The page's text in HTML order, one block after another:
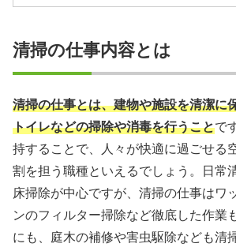
清掃業の仕事に就くメリット
清掃の仕事で活かせる資格
清掃の仕事を目指すときに押さえたいポ
未経験から清掃の仕事ができるか不安な
清掃の仕事内容とは
清掃の仕事とは、建物や施設を清潔に
トイレなどの掃除や消毒を行うことで
持することで、人々が快適に過ごせる
割を担う職種といえるでしょう。日常
床掃除が中心ですが、清掃の仕事はワ
ンのフィルター掃除など徹底した作業
にも、庭木の補修や害虫駆除なども清